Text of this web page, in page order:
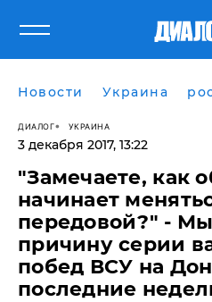
Новости Украина
ДИАЛОГ УКРАИНА
3 декабря 2017, 13:22
"Замечаете, как
начинает
передовой?" -
причину серии
побед ВСУ на
последние